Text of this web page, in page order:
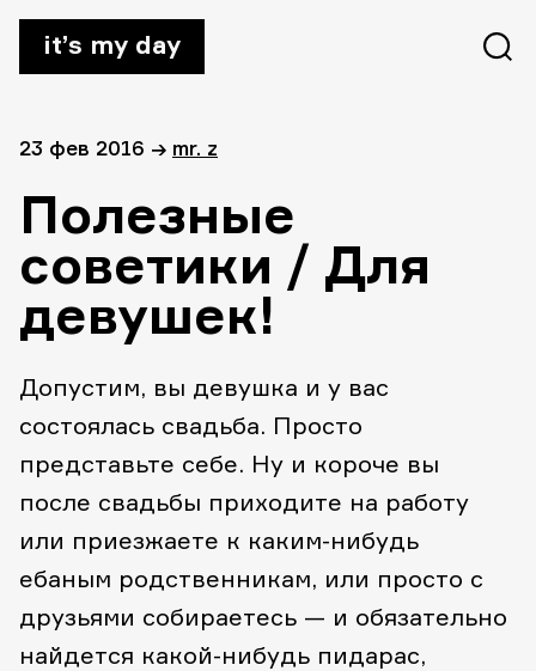
it’s my day
23 фев 2016 → mr. z
Полезные
советики / Для
девушек!
Допустим, вы девушка и у вас
состоялась свадьба. Просто
представьте себе. Ну и короче вы
после свадьбы приходите на работу
или приезжаете к каким-нибудь
ебаным родственникам, или просто с
друзьями собираетесь — и обязательно
найдется какой-нибудь пидарас,